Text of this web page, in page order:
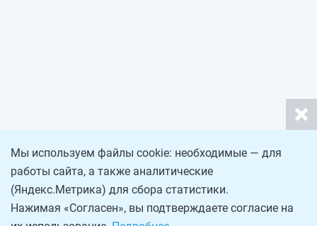
Мы используем файлы cookie: необходимые — для
работы сайта, а также аналитические
(Яндекс.Метрика) для сбора статистики.
Нажимая «Согласен», вы подтверждаете согласие на